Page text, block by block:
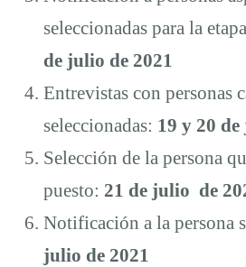
seleccionadas para la
de julio de 2021
Entrevistas con personas
seleccionadas: 19 y 20
Selección de la persona
puesto: 21 de julio de
Notificación a la persona
julio de 2021